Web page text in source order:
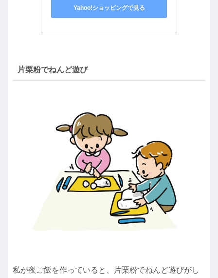
Yahoo!ショッピングで見る
片栗粉でねんど遊び
私が夜ご飯を作っていると、片栗粉でねんど遊びがし